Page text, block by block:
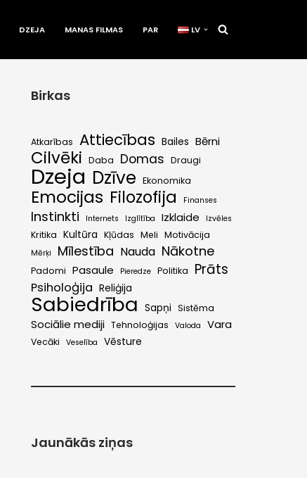
DZEJA MANAS FILMAS PAR LV
Birkas
Atkarības Attiecības Bailes Bērni
Cilvēki Daba Domas Draugi
Dzeja Dzīve Ekonomika
Emocijas Filozofija Finanses
Instinkti Internets Izglītība Izklaide Izvēles
Kritika Kultūra Kļūdas Meli Motivācija
Mērķi Mīlestība Nauda Nākotne
Padomi Pasaule Pieredze Politika Prāts
Psiholoģija Reliģija
Sabiedrība Sapņi Sistēma
Sociālie mediji Tehnoloģijas Valoda Vara
Vecāki Veselība Vēsture
Jaunākās ziņas